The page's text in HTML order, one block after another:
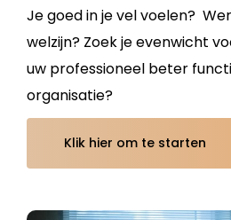
Je goed in je vel voelen?
welzijn? Zoek je evenwicht
uw professioneel beter
organisatie?
Klik hier om te starten